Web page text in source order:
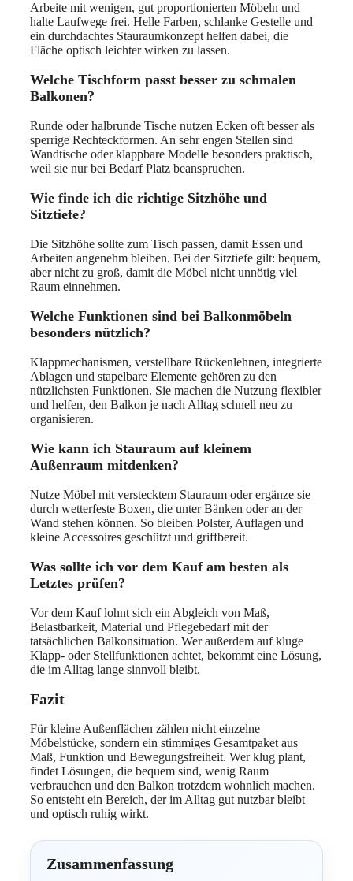
Arbeite mit wenigen, gut proportionierten Möbeln und
halte Laufwege frei. Helle Farben, schlanke Gestelle und
ein durchdachtes Stauraumkonzept helfen dabei, die
Fläche optisch leichter wirken zu lassen.
Welche Tischform passt besser zu schmalen
Balkonen?
Runde oder halbrunde Tische nutzen Ecken oft besser als
sperrige Rechteckformen. An sehr engen Stellen sind
Wandtische oder klappbare Modelle besonders praktisch,
weil sie nur bei Bedarf Platz beanspruchen.
Wie finde ich die richtige Sitzhöhe und
Sitztiefe?
Die Sitzhöhe sollte zum Tisch passen, damit Essen und
Arbeiten angenehm bleiben. Bei der Sitztiefe gilt: bequem,
aber nicht zu groß, damit die Möbel nicht unnötig viel
Raum einnehmen.
Welche Funktionen sind bei Balkonmöbeln
besonders nützlich?
Klappmechanismen, verstellbare Rückenlehnen, integrierte
Ablagen und stapelbare Elemente gehören zu den
nützlichsten Funktionen. Sie machen die Nutzung flexibler
und helfen, den Balkon je nach Alltag schnell neu zu
organisieren.
Wie kann ich Stauraum auf kleinem
Außenraum mitdenken?
Nutze Möbel mit verstecktem Stauraum oder ergänze sie
durch wetterfeste Boxen, die unter Bänken oder an der
Wand stehen können. So bleiben Polster, Auflagen und
kleine Accessoires geschützt und griffbereit.
Was sollte ich vor dem Kauf am besten als
Letztes prüfen?
Vor dem Kauf lohnt sich ein Abgleich von Maß,
Belastbarkeit, Material und Pflegebedarf mit der
tatsächlichen Balkonsituation. Wer außerdem auf kluge
Klapp- oder Stellfunktionen achtet, bekommt eine Lösung,
die im Alltag lange sinnvoll bleibt.
Fazit
Für kleine Außenflächen zählen nicht einzelne
Möbelstücke, sondern ein stimmiges Gesamtpaket aus
Maß, Funktion und Bewegungsfreiheit. Wer klug plant,
findet Lösungen, die bequem sind, wenig Raum
verbrauchen und den Balkon trotzdem wohnlich machen.
So entsteht ein Bereich, der im Alltag gut nutzbar bleibt
und optisch ruhig wirkt.
Zusammenfassung